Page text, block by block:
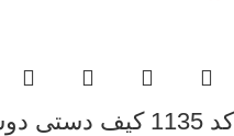
کد 1135 کیف دستی دوشی زنانه آویز منگوله دار